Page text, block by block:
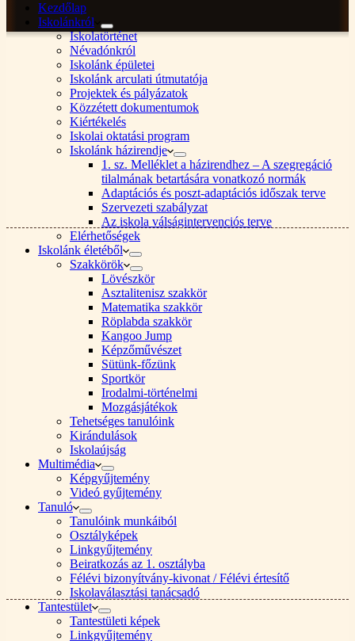
Kezdőlap
Iskolánkról
Iskolatörténet
Névadónkról
Iskolánk épületei
Iskolánk arculati útmutatója
Projektek és pályázatok
Közzétett dokumentumok
Kiértékelés
Iskolai oktatási program
Iskolánk házirendje
1. sz. Melléklet a házirendhez – A szegregáció
tilalmának betartására vonatkozó normák
Adaptációs és poszt-adaptációs időszak terve
Szervezeti szabályzat
Az iskola válságintervenciós terve
Elérhetőségek
Iskolánk életéből
Szakkörök
Lövészkör
Asztalitenisz szakkör
Matematika szakkör
Röplabda szakkör
Kangoo Jump
Képzőművészet
Sütünk-főzünk
Sportkör
Irodalmi-történelmi
Mozgásjátékok
Tehetséges tanulóink
Kirándulások
Iskolaújság
Multimédia
Képgyűjtemény
Videó gyűjtemény
Tanuló
Tanulóink munkáiból
Osztályképek
Linkgyűjtemény
Beiratkozás az 1. osztályba
Félévi bizonyítvány-kivonat / Félévi értesítő
Iskolaválasztási tanácsadó
Tantestület
Tantestületi képek
Linkgyűjtemény